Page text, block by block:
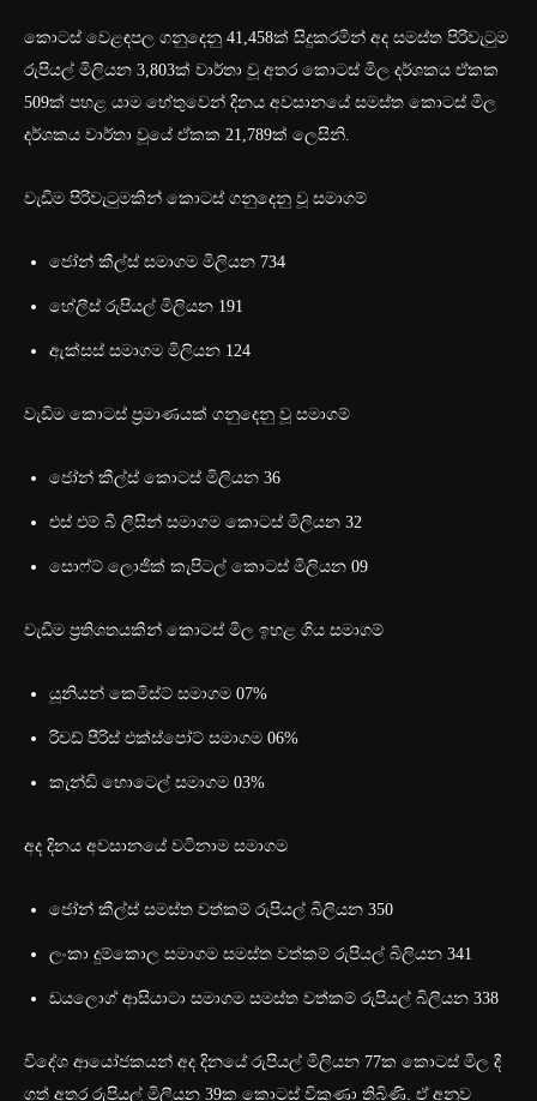
කොටස් වෙළඳපල ගනුදෙනු 41,458ක් සිදුකරමින් අද සමස්ත පිරිවැටුම
රුපියල් මිලියන 3,803ක් වාර්තා වූ අතර කොටස් මිල දර්ශකය ඒකක
509ක් පහළ යාම හේතුවෙන් දිනය අවසානයේ සමස්ත කොටස් මිල
දර්ශකය වාර්තා වූයේ ඒකක 21,789ක් ලෙසිනි.
වැඩිම පිරිවැටුමකින් කොටස් ගනුදෙනු වූ සමාගම්
ජෝන් කීල්ස් සමාගම මිලියන 734
හේලීස් රුපියල් මිලියන 191
ඇක්සස් සමාගම මිලියන 124
වැඩිම කොටස් ප්‍රමාණයක් ගනුදෙනු වූ සමාගම්
ජෝන් කීල්ස් කොටස් මිලියන 36
එස් එම් බී ලීසින් සමාගම කොටස් මිලියන 32
සොෆ්ට් ලොජික් කැපිටල් කොටස් මිලියන 09
වැඩිම ප්‍රතිශතයකින් කොටස් මිල ඉහළ ගිය සමාගම්
යූනියන් කෙමිස්ට් සමාගම 07%
රිචඩ් පීරිස් එක්ස්පෝට් සමාගම 06%
කැන්ඩි හොටෙල් සමාගම 03%
අද දිනය අවසානයේ වටිනාම සමාගම
ජෝන් කීල්ස් සමස්ත වත්කම් රුපියල් බිලියන 350
ලංකා දුම්කොල සමාගම සමස්ත වත්කම් රුපියල් බිලියන 341
ඩයලොග් ආසියාටා සමාගම සමස්ත වත්කම් රුපියල් බිලියන 338
විදේශ ආයෝජකයන් අද දිනයේ රුපියල් මිලියන‍ 77ක කොටස් මිල දී
ගත් අතර රුපියල් මිලියන 39ක කොටස් විකුණා තිබිණි. ඒ අනුව